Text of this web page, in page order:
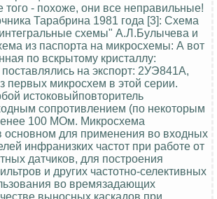
того - похоже, они все неправильные!
Тарабрина 1981 года [3]: Схема
схемы" А.Л.Булычева и
из паспорта на микросхемы: А вот
по вскрытому кристаллу:
на экспорт: 2УЭ841А,
первых микросхем в этой серии.
истоковыйповторитель
сопротивлением (по некоторым
100 МОм. Микросхема
основном для применения во входных
инфранизких частот при работе от
датчиков, для построения
и других частотно-селективных
во времязадающих